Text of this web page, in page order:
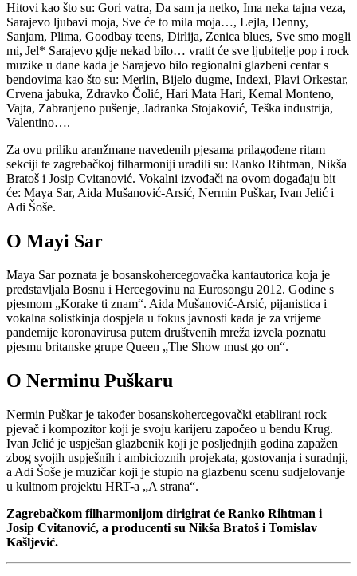
Hitovi kao što su: Gori vatra, Da sam ja netko, Ima neka tajna veza,
Sarajevo ljubavi moja, Sve će to mila moja…, Lejla, Denny,
Sanjam, Plima, Goodbay teens, Dirlija, Zenica blues, Sve smo mogli
mi, Jel* Sarajevo gdje nekad bilo… vratit će sve ljubitelje pop i rock
muzike u dane kada je Sarajevo bilo regionalni glazbeni centar s
bendovima kao što su: Merlin, Bijelo dugme, Indexi, Plavi Orkestar,
Crvena jabuka, Zdravko Čolić, Hari Mata Hari, Kemal Monteno,
Vajta, Zabranjeno pušenje, Jadranka Stojaković, Teška industrija,
Valentino….
Za ovu priliku aranžmane navedenih pjesama prilagođene ritam
sekciji te zagrebačkoj filharmoniji uradili su: Ranko Rihtman, Nikša
Bratoš i Josip Cvitanović. Vokalni izvođači na ovom događaju bit
će: Maya Sar, Aida Mušanović-Arsić, Nermin Puškar, Ivan Jelić i
Adi Šoše.
O Mayi Sar
Maya Sar poznata je bosanskohercegovačka kantautorica koja je
predstavljala Bosnu i Hercegovinu na Eurosongu 2012. Godine s
pjesmom „Korake ti znam“. Aida Mušanović-Arsić, pijanistica i
vokalna solistkinja dospjela u fokus javnosti kada je za vrijeme
pandemije koronavirusa putem društvenih mreža izvela poznatu
pjesmu britanske grupe Queen „The Show must go on“.
O Nerminu Puškaru
Nermin Puškar je također bosanskohercegovački etablirani rock
pjevač i kompozitor koji je svoju karijeru započeo u bendu Krug.
Ivan Jelić je uspješan glazbenik koji je posljednjih godina zapažen
zbog svojih uspješnih i ambicioznih projekata, gostovanja i suradnji,
a Adi Šoše je muzičar koji je stupio na glazbenu scenu sudjelovanje
u kultnom projektu HRT-a „A strana“.
Zagrebačkom filharmonijom dirigirat će Ranko Rihtman i
Josip Cvitanović, a producenti su Nikša Bratoš i Tomislav
Kašljević.